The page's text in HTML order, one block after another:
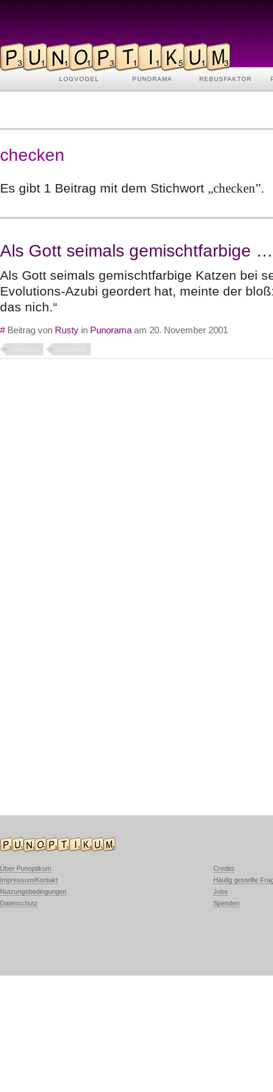
LOGVOGEL PUNORAMA REBUSFAKTOR
checken
Es gibt 1 Beitrag mit dem Stichwort „checken”.
Als Gott seimals gemischtfarbige …
Als Gott seimals gemischtfarbige Katzen bei
Evolutions-Azubi geordert hat, meinte der
das nich.“
#Beitrag von Rusty in Punorama am 20. November 2001
Über Punoptikum
Impressum/Kontakt
Nutzungsbedingungen
Datenschutz
Credits
Häufig gestellte
Jobs
Spenden